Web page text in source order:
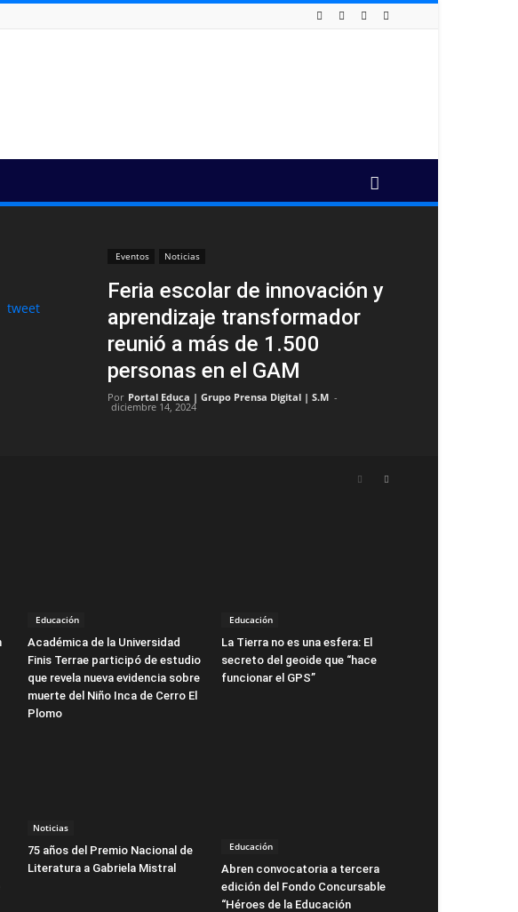
Eventos Noticias
Feria escolar de innovación y
aprendizaje transformador
reunió a más de 1.500
personas en el GAM
Por Portal Educa | Grupo Prensa Digital | S.M -
diciembre 14, 2024
tweet
Educación
Académica de la Universidad
Finis Terrae participó de estudio
que revela nueva evidencia sobre
muerte del Niño Inca de Cerro El
Plomo
Educación
La Tierra no es una esfera: El
secreto del geoide que “hace
funcionar el GPS”
Noticias
75 años del Premio Nacional de
Literatura a Gabriela Mistral
Educación
Abren convocatoria a tercera
edición del Fondo Concursable
“Héroes de la Educación